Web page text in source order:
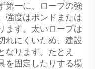
第一に、ロープの強
強度はポンドまたは
ます。太いロープは
れにくいため、建設
なります。たとえ
を固定したりする場